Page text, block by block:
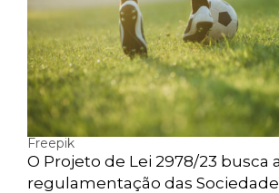
Freepik
O Projeto de Lei 2978/23 busca
regulamentação das